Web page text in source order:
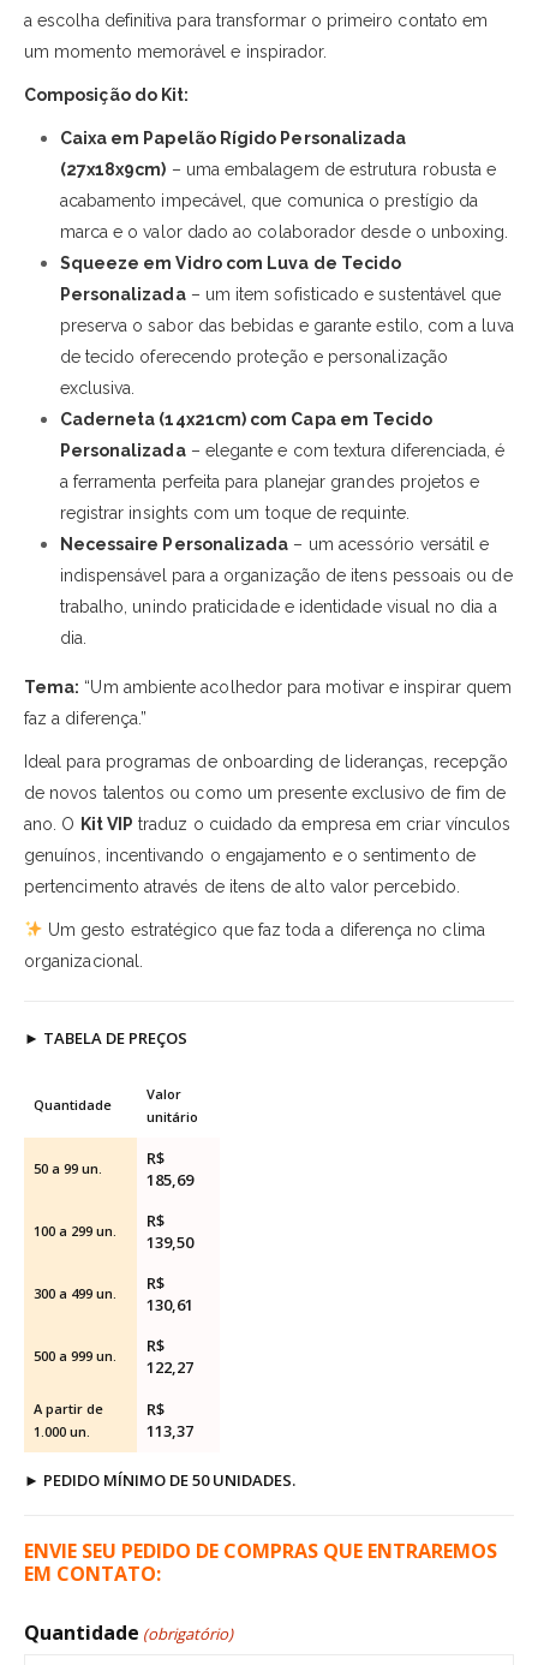
a escolha definitiva para transformar o primeiro contato em
um momento memorável e inspirador.
Composição do Kit:
Caixa em Papelão Rígido Personalizada
(27x18x9cm) – uma embalagem de estrutura robusta e
acabamento impecável, que comunica o prestígio da
marca e o valor dado ao colaborador desde o unboxing.
Squeeze em Vidro com Luva de Tecido
Personalizada– um item sofisticado e sustentável que
preserva o sabor das bebidas e garante estilo, com a luva
de tecido oferecendo proteção e personalização
exclusiva.
Caderneta (14x21cm) com Capa em Tecido
Personalizada– elegante e com textura diferenciada, é
a ferramenta perfeita para planejar grandes projetos e
registrar insights com um toque de requinte.
Necessaire Personalizada – um acessório versátil e
indispensável para a organização de itens pessoais ou de
trabalho, unindo praticidade e identidade visual no dia a
dia.
Tema: “Um ambiente acolhedor para motivar e inspirar quem
faz a diferença.”
Ideal para programas de onboarding de lideranças, recepção
de novos talentos ou como um presente exclusivo de fim de
ano. O Kit VIP traduz o cuidado da empresa em criar vínculos
genuínos, incentivando o engajamento e o sentimento de
pertencimento através de itens de alto valor percebido.
Um gesto estratégico que faz toda a diferença no clima
organizacional.
► TABELA DE PREÇOS
Quantidade
Valor
unitário
50 a 99 un.
R$
185,69
100 a 299 un.
R$
139,50
300 a 499 un.
R$
130,61
500 a 999 un.
R$
122,27
A partir de
1.000 un.
R$
113,37
► PEDIDO MÍNIMO DE 50 UNIDADES.
ENVIE SEU PEDIDO DE COMPRAS QUE ENTRAREMOS
EM CONTATO:
Quantidade (obrigatório)